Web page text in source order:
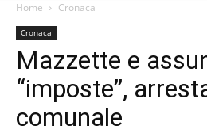
Home Cronaca
Cronaca
Mazzette e
“imposte”,
comunale